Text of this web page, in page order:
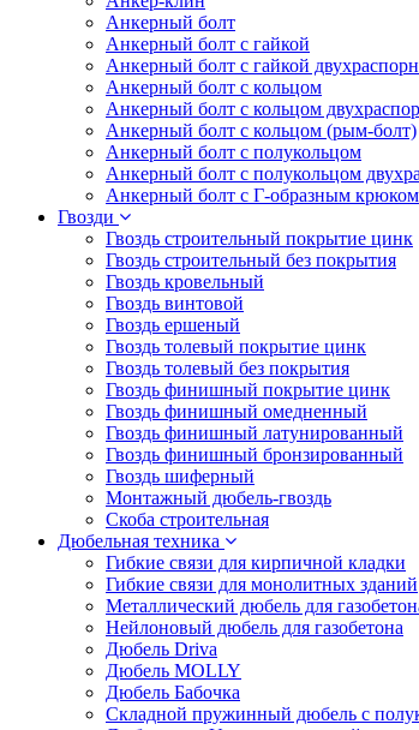
Анкерный болт
Анкерный болт с гайкой
Анкерный болт с гайкой
Анкерный болт с кольцом
Анкерный болт с кольцом
Анкерный болт с кольцом (рым-болт)
Анкерный болт с полукольцом
Анкерный болт с полукольцом
Анкерный болт с Г-образным крюком
Гвозди
Гвоздь строительный покрытие цинк
Гвоздь строительный без покрытия
Гвоздь кровельный
Гвоздь винтовой
Гвоздь ершеный
Гвоздь толевый покрытие цинк
Гвоздь толевый без покрытия
Гвоздь финишный покрытие цинк
Гвоздь финишный омедненный
Гвоздь финишный латунированный
Гвоздь финишный бронзированный
Гвоздь шиферный
Монтажный дюбель-гвоздь
Скоба строительная
Дюбельная техника
Гибкие связи для кирпичной кладки
Гибкие связи для монолитных зданий
Металлический дюбель для
Нейлоновый дюбель для газобетона
Дюбель Driva
Дюбель MOLLY
Дюбель Бабочка
Складной пружинный дюбель с